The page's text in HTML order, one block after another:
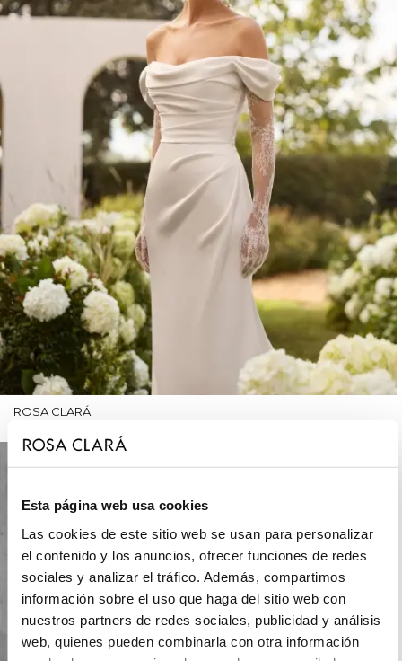
Esta página web usa cookies
Las cookies de este sitio web se usan para personalizar
el contenido y los anuncios, ofrecer funciones de redes
sociales y analizar el tráfico. Además, compartimos
información sobre el uso que haga del sitio web con
nuestros partners de redes sociales, publicidad y análisis
web, quienes pueden combinarla con otra información
ROSA CLARÁ